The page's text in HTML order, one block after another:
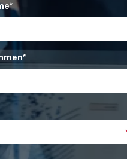
*
*